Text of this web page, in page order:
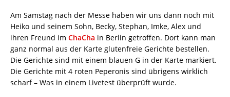
Am Samstag nach der Messe haben wir uns dann noch mit
Heiko und seinem Sohn, Becky, Stephan, Imke, Alex und
ihren Freund im ChaCha in Berlin getroffen. Dort kann man
ganz normal aus der Karte glutenfreie Gerichte bestellen.
Die Gerichte sind mit einem blauen G in der Karte markiert.
Die Gerichte mit 4 roten Peperonis sind übrigens wirklich
scharf – Was in einem Livetest überprüft wurde.